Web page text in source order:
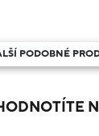
PODOBNÉ